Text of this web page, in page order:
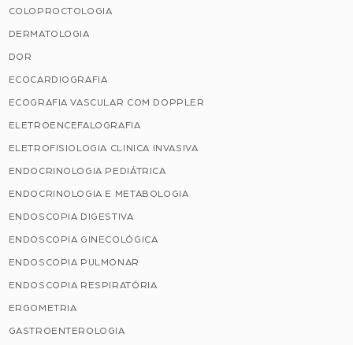
COLOPROCTOLOGIA
DERMATOLOGIA
DOR
ECOCARDIOGRAFIA
ECOGRAFIA VASCULAR COM DOPPLER
ELETROENCEFALOGRAFIA
ELETROFISIOLOGIA CLINICA INVASIVA
ENDOCRINOLOGIA PEDIÁTRICA
ENDOCRINOLOGIA E METABOLOGIA
ENDOSCOPIA DIGESTIVA
ENDOSCOPIA GINECOLÓGICA
ENDOSCOPIA PULMONAR
ENDOSCOPIA RESPIRATÓRIA
ERGOMETRIA
GASTROENTEROLOGIA